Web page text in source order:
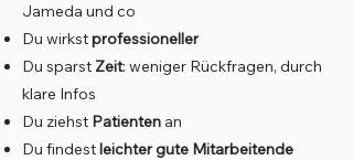
Jameda und co
Du wirkstprofessioneller
Du sparst Zeit: weniger Rückfragen, durch
klare Infos
Du ziehst Patienten an
Du findestleichter gute Mitarbeitende